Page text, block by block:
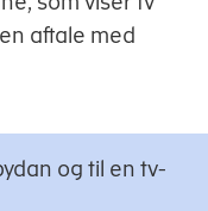
aftale med
og til en tv-